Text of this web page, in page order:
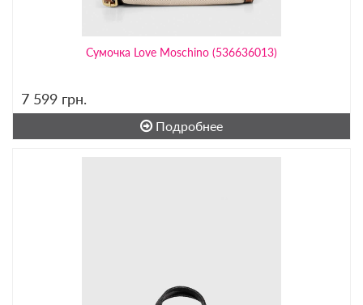
Сумочка Love Moschino (536636013)
7 599 грн.
Подробнее